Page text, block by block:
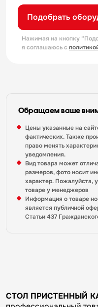
Подобрать
Нажимая на кнопку
я соглашаюсь с
Обращаем ваше
Цены указанные на
фактических. Также
право менять
уведомления.
Вид товара может
размеров, фото носит
характер. Пожалуйста,
товаре у менеджеров
Информация о товаре
является публичной
Статьи 437
СТОЛ ПРИСТЕННЫЙ